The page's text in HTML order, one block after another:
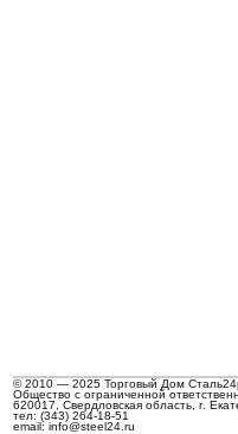
© 2010 — 2025 Торговый Дом
Общество с ограниченной
620017, Свердловская область, г.
тел: (343) 264-18-51
email: info@steel24.ru